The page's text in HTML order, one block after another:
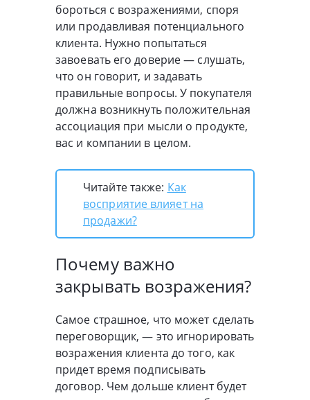
бороться с возражениями, споря
или продавливая потенциального
клиента. Нужно попытаться
завоевать его доверие — слушать,
что он говорит, и задавать
правильные вопросы. У покупателя
должна возникнуть положительная
ассоциация при мысли о продукте,
вас и компании в целом.
Читайте также: Как
восприятие влияет на
продажи?
Почему важно
закрывать возражения?
Самое страшное, что может сделать
переговорщик, — это игнорировать
возражения клиента до того, как
придет время подписывать
договор. Чем дольше клиент будет